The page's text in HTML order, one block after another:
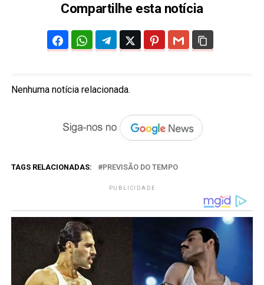
Compartilhe esta notícia
Nenhuma notícia relacionada.
TAGS RELACIONADAS: PREVISÃO DO TEMPO
PUBLICIDADE